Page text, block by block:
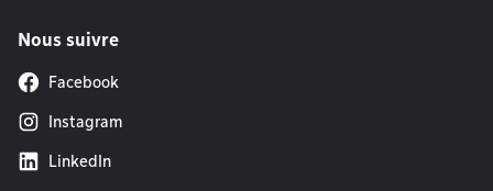
Nous suivre
Facebook
Instagram
LinkedIn